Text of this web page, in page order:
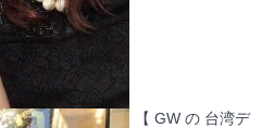
【 GW の 台湾デ